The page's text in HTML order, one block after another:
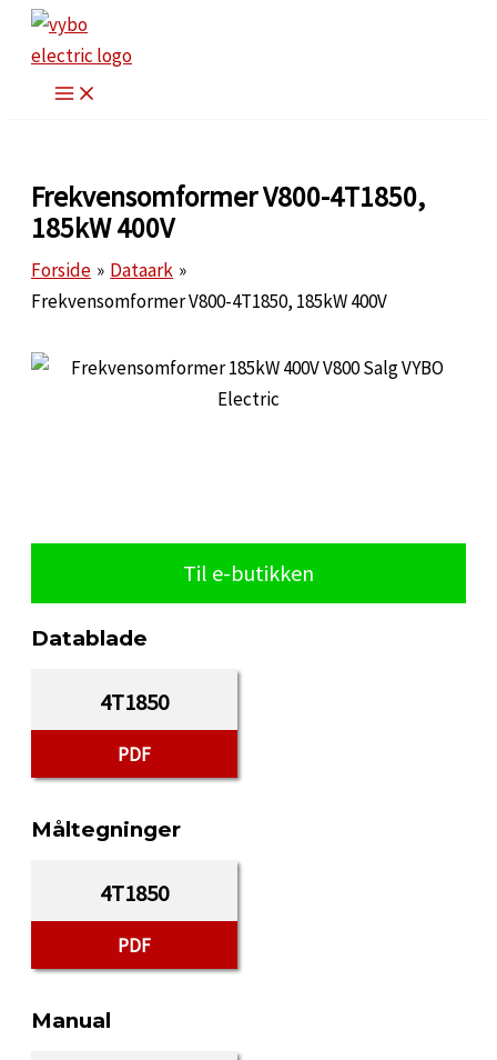
indholdet
Frekvensomformer V800-4T1850,
185kW 400V
Forside
Dataark
Frekvensomformer V800-4T1850, 185kW 400V
Til e-butikken
Datablade
4T1850
PDF
Måltegninger
4T1850
PDF
Manual